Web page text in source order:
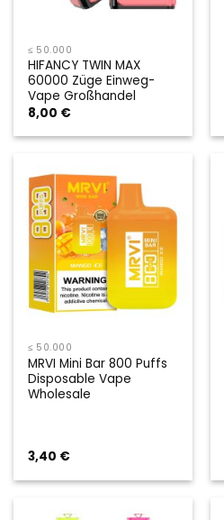
≤ 50.000
HIFANCY TWIN MAX
60000 Züge Einweg-
Vape Großhandel
8,00 €
≤ 50.000
MRVI Mini Bar 800 Puffs
Disposable Vape
Wholesale
3,40 €